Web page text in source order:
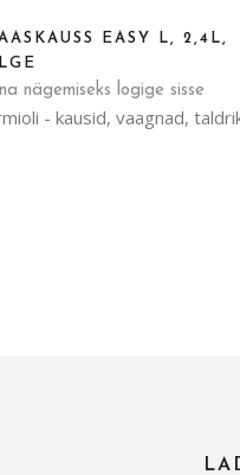
- kausid, vaagnad,
EASY L, 2,4L,
nägemiseks logige sisse